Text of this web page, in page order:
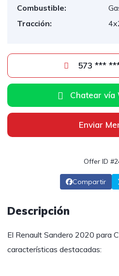
Combustible:
Tracción:
Chatear vía
Enviar
Offer ID
Compartir
Descripción
El Renault Sandero 2020 para
características destacadas: